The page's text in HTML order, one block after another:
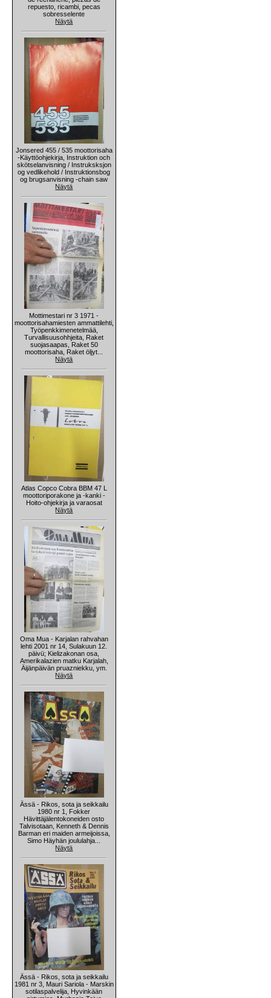
repuesto, ricambi, pecas
sobresselente
Näytä
Jonsered 455 / 535 moottorisaha
-Käyttöohjekirja, Instruktion och
skötselanvisning / Instruksksjon
og vedlikehold / Instruktionsbog
og brugsanvisning -chain saw
Näytä
Mottimestari nr 3 1971 -
moottorisahamiesten ammattilehti,
Työpenkkimenetelmää,
Turvallisuusohhjeita, Raket
suojasaapas, Raket 50
moottorisaha, Raket öljyt...
Näytä
Atlas Copco Cobra BBM 47 L
moottoriporakone ja -kanki -
Hoito-ohjekirja ja varaosat
Näytä
Oma Mua - Karjalan rahvahan
lehti 2001 nr 14, Sulakuun 12.
päivü; Kielizakonan osa,
Amerikalazien matku Karjalah,
Äijänpäivän pruazniekku, ym.
Näytä
Ässä - Rikos, sota ja seikkailu
1980 nr 1, Fokker
Hävittäjälentokoneiden osto
Talvisotaan, Kenneth & Dennis
Barman eri maiden armeijoissa,
Simo Häyhän joululahja...
Näytä
Ässä - Rikos, sota ja seikkailu
1981 nr 3, Mauri Sariola - Marskin
sotilaspalvelija, Hyvinkään